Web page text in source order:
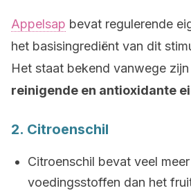
Appelsap bevat regulerende
het basisingrediënt van dit
Het staat bekend vanwege zijn
reinigende en antioxidante
2. Citroenschil
Citroenschil bevat veel meer
voedingsstoffen dan het